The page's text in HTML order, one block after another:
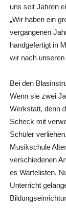
uns seit Jahren
„Wir haben ein
vergangenen
handgefertigt in
wir nach
Bei den
Wenn sie zwei
Werkstatt, denn
Scheck mit
Schüler
Musikschule
verschiedenen
es Wartelisten.
Unterricht